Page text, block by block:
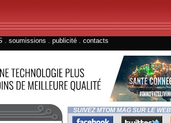
soumissions publicité contacts
SUIVEZ MTOM MAG SUR LE WEB